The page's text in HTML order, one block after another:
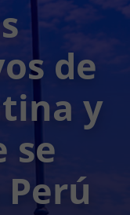
de
y
se